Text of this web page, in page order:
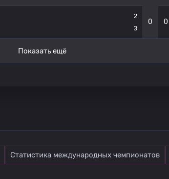
2
3
0 0
Показать ещё
Статистика международных чемпионатов